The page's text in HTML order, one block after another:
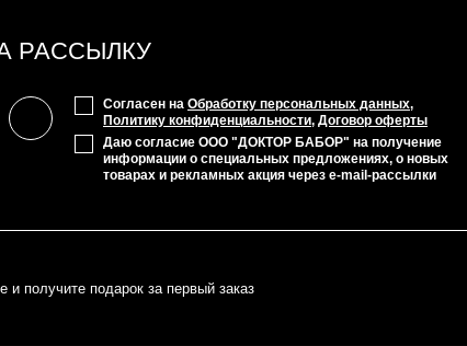
РАССЫЛКУ
Согласен на Обработку персональных данных,
Политику конфиденциальности, Договор оферты
Даю согласие ООО "ДОКТОР БАБОР" на получение
информации о специальных предложениях, о новых
товарах и рекламных акция через e-mail-рассылки
и получите подарок за первый заказ